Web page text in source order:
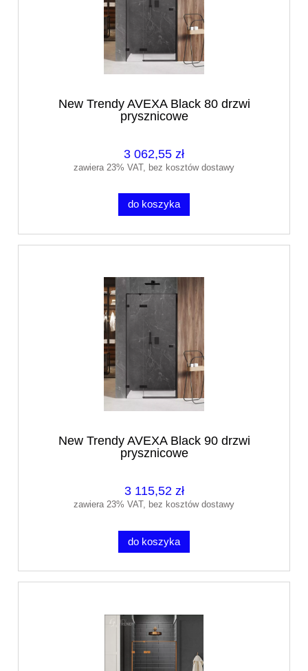
New Trendy AVEXA Black 80 drzwi
prysznicowe
3 062,55 zł
zawiera 23% VAT, bez kosztów dostawy
do koszyka
New Trendy AVEXA Black 90 drzwi
prysznicowe
3 115,52 zł
zawiera 23% VAT, bez kosztów dostawy
do koszyka